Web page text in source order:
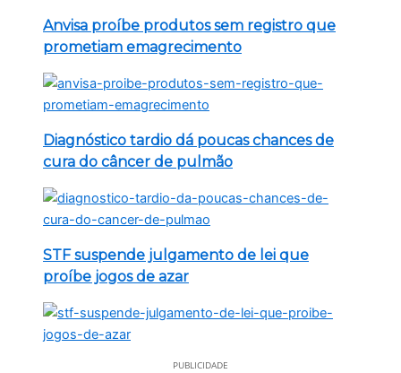
Anvisa proíbe produtos sem registro que
prometiam emagrecimento
Diagnóstico tardio dá poucas chances de
cura do câncer de pulmão
STF suspende julgamento de lei que
proíbe jogos de azar
PUBLICIDADE